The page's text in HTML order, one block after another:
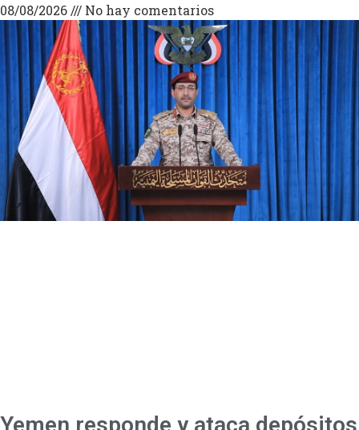
08/08/2026 No hay comentarios